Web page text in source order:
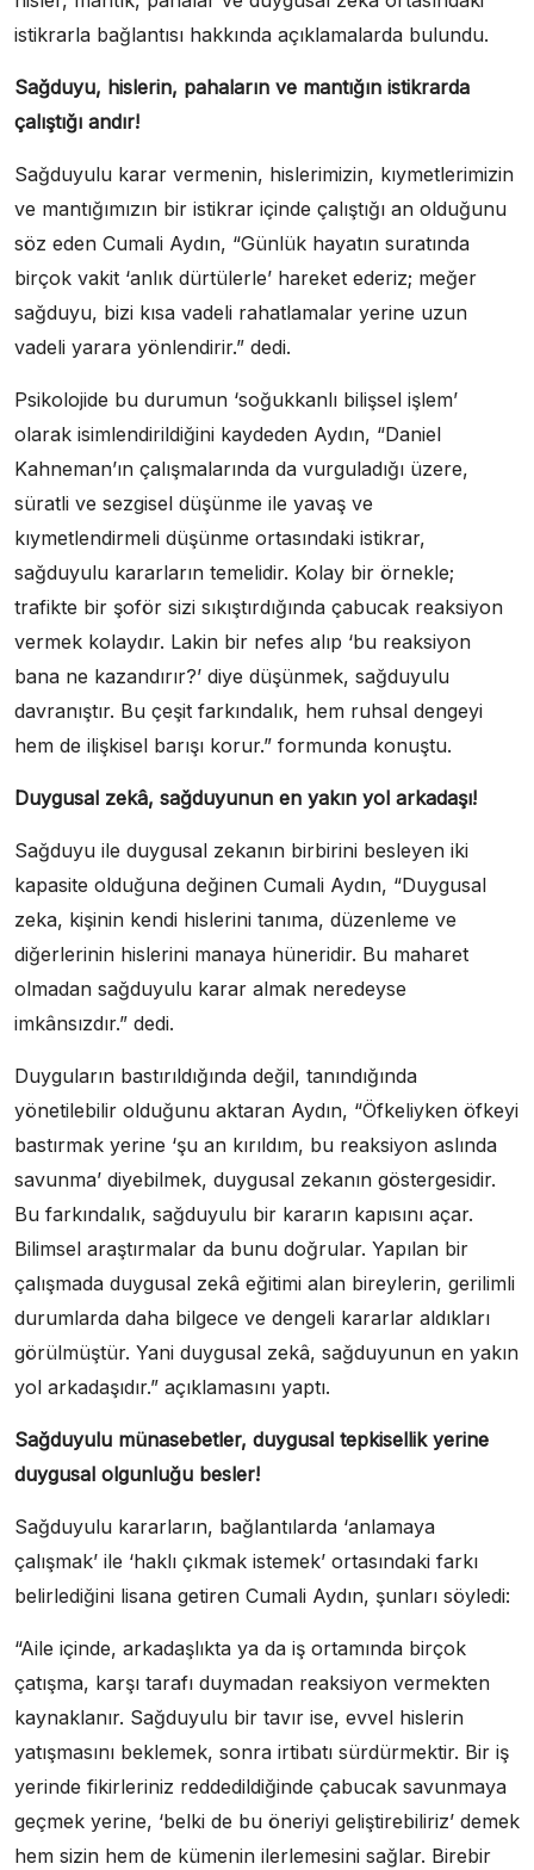
istikrarla bağlantısı hakkında açıklamalarda bulundu.
Sağduyu, hislerin, pahaların ve mantığın istikrarda
çalıştığı andır!
Sağduyulu karar vermenin, hislerimizin, kıymetlerimizin
ve mantığımızın bir istikrar içinde çalıştığı an olduğunu
söz eden Cumali Aydın, “Günlük hayatın suratında
birçok vakit ‘anlık dürtülerle’ hareket ederiz; meğer
sağduyu, bizi kısa vadeli rahatlamalar yerine uzun
vadeli yarara yönlendirir.” dedi.
Psikolojide bu durumun ‘soğukkanlı bilişsel işlem’
olarak isimlendirildiğini kaydeden Aydın, “Daniel
Kahneman’ın çalışmalarında da vurguladığı üzere,
süratli ve sezgisel düşünme ile yavaş ve
kıymetlendirmeli düşünme ortasındaki istikrar,
sağduyulu kararların temelidir. Kolay bir örnekle;
trafikte bir şoför sizi sıkıştırdığında çabucak reaksiyon
vermek kolaydır. Lakin bir nefes alıp ‘bu reaksiyon
bana ne kazandırır?’ diye düşünmek, sağduyulu
davranıştır. Bu çeşit farkındalık, hem ruhsal dengeyi
hem de ilişkisel barışı korur.” formunda konuştu.
Duygusal zekâ, sağduyunun en yakın yol arkadaşı!
Sağduyu ile duygusal zekanın birbirini besleyen iki
kapasite olduğuna değinen Cumali Aydın, “Duygusal
zeka, kişinin kendi hislerini tanıma, düzenleme ve
diğerlerinin hislerini manaya hüneridir. Bu maharet
olmadan sağduyulu karar almak neredeyse
imkânsızdır.” dedi.
Duyguların bastırıldığında değil, tanındığında
yönetilebilir olduğunu aktaran Aydın, “Öfkeliyken öfkeyi
bastırmak yerine ‘şu an kırıldım, bu reaksiyon aslında
savunma’ diyebilmek, duygusal zekanın göstergesidir.
Bu farkındalık, sağduyulu bir kararın kapısını açar.
Bilimsel araştırmalar da bunu doğrular. Yapılan bir
çalışmada duygusal zekâ eğitimi alan bireylerin, gerilimli
durumlarda daha bilgece ve dengeli kararlar aldıkları
görülmüştür. Yani duygusal zekâ, sağduyunun en yakın
yol arkadaşıdır.” açıklamasını yaptı.
Sağduyulu münasebetler, duygusal tepkisellik yerine
duygusal olgunluğu besler!
Sağduyulu kararların, bağlantılarda ‘anlamaya
çalışmak’ ile ‘haklı çıkmak istemek’ ortasındaki farkı
belirlediğini lisana getiren Cumali Aydın, şunları söyledi:
“Aile içinde, arkadaşlıkta ya da iş ortamında birçok
çatışma, karşı tarafı duymadan reaksiyon vermekten
kaynaklanır. Sağduyulu bir tavır ise, evvel hislerin
yatışmasını beklemek, sonra irtibatı sürdürmektir. Bir iş
yerinde fikirleriniz reddedildiğinde çabucak savunmaya
geçmek yerine, ‘belki de bu öneriyi geliştirebiliriz’ demek
hem sizin hem de kümenin ilerlemesini sağlar. Birebir